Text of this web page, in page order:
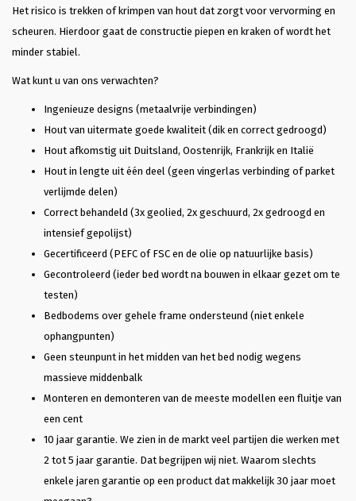
Het risico is trekken of krimpen van hout dat zorgt voor vervorming en
scheuren. Hierdoor gaat de constructie piepen en kraken of wordt het
minder stabiel.
Wat kunt u van ons verwachten?
Ingenieuze designs (metaalvrije verbindingen)
Hout van uitermate goede kwaliteit (dik en correct gedroogd)
Hout afkomstig uit Duitsland, Oostenrijk, Frankrijk en Italië
Hout in lengte uit één deel (geen vingerlas verbinding of parket
verlijmde delen)
Correct behandeld (3x geolied, 2x geschuurd, 2x gedroogd en
intensief gepolijst)
Gecertificeerd (PEFC of FSC en de olie op natuurlijke basis)
Gecontroleerd (ieder bed wordt na bouwen in elkaar gezet om te
testen)
Bedbodems over gehele frame ondersteund (niet enkele
ophangpunten)
Geen steunpunt in het midden van het bed nodig wegens
massieve middenbalk
Monteren en demonteren van de meeste modellen een fluitje van
een cent
10 jaar garantie. We zien in de markt veel partijen die werken met
2 tot 5 jaar garantie. Dat begrijpen wij niet. Waarom slechts
enkele jaren garantie op een product dat makkelijk 30 jaar moet